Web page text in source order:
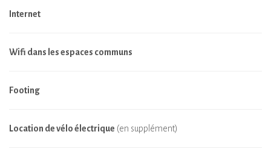
Internet
Wifi dans les espaces communs
Footing
Location de vélo électrique (en supplément)